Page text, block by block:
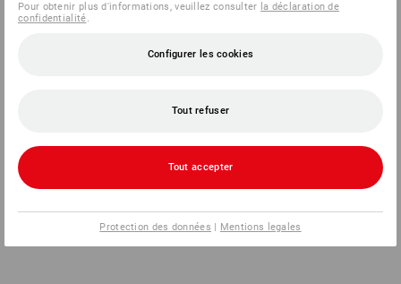
Pour obtenir plus d'informations, veuillez consulter la déclaration de
confidentialité.
Configurer les cookies
Tout refuser
Tout accepter
Protection des données | Mentions legales